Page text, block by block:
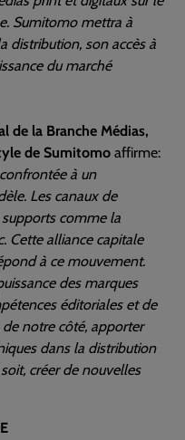
Sumitomo mettra à
distribution, son accès à
du marché
de la Branche Médias,
de Sumitomo affirme:
à un
Les canaux de
comme la
Cette alliance capitale
à ce mouvement.
des marques
éditoriales et de
notre côté, apporter
dans la distribution
créer de nouvelles